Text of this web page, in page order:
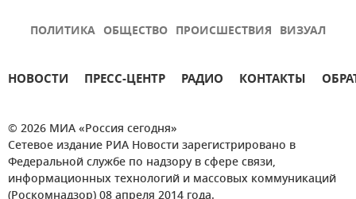
ПОЛИТИКА ОБЩЕСТВО ПРОИСШЕСТВИЯ ВИЗУАЛ
НОВОСТИ ПРЕСС-ЦЕНТР РАДИО КОНТАКТЫ
© 2026 МИА «Россия сегодня»
Сетевое издание РИА Новости зарегистрировано в
Федеральной службе по надзору в сфере связи,
информационных технологий и массовых коммуникаций